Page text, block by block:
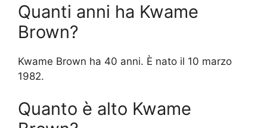
Quanti anni ha Kwame
Brown?
Kwame Brown ha 40 anni. È nato il 10 marzo
1982.
Quanto è alto Kwame